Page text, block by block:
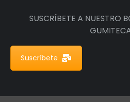
SUSCRÍBETE A NUESTRO
Suscríbete